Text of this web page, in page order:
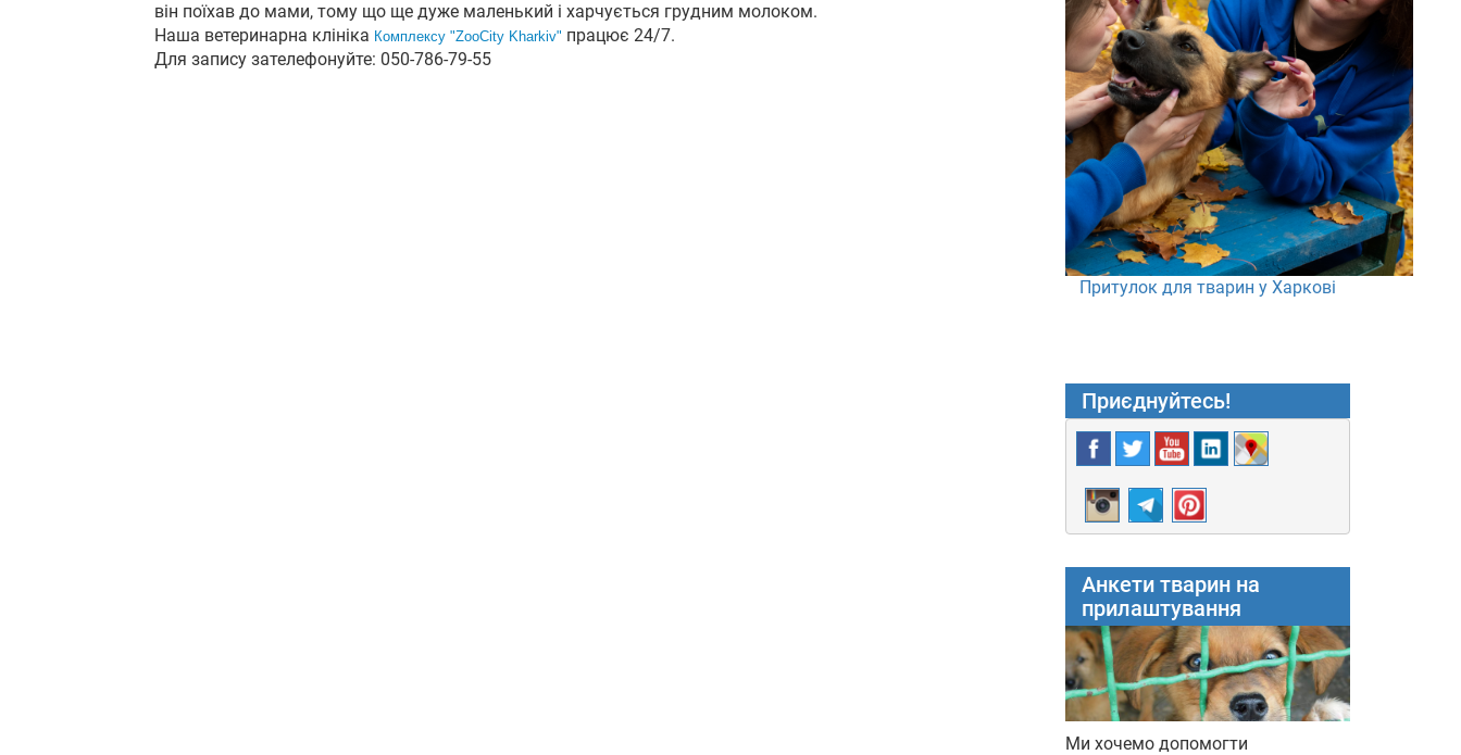
він поїхав до мами, тому що ще дуже маленький і харчується грудним молоком.
Наша ветеринарна клініка Комплекcу "ZooCity Kharkiv" працює 24/7.
Для запису зателефонуйте: 050-786-79-55
Притулок для тварин у Харкові
Приєднуйтесь!
Анкети тварин на
прилаштування
Ми хочемо допомогти